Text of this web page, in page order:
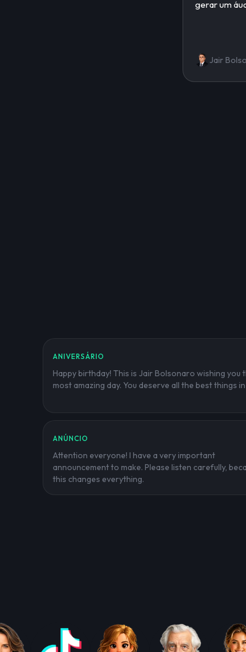
Jair
ANIVERSÁRIO
Happy birthday! This is Jair Bolsonaro wishing you
most amazing day. You deserve all the best things
ANÚNCIO
Attention everyone! I have a very important
announcement to make. Please listen carefully,
this changes everything.